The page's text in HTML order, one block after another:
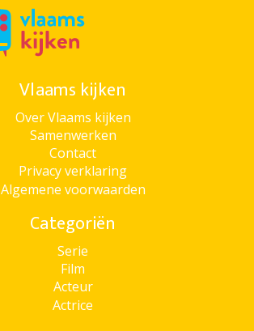
Vlaams kijken
Over Vlaams kijken
Samenwerken
Contact
Privacy verklaring
Algemene voorwaarden
Categoriën
Serie
Film
Acteur
Actrice